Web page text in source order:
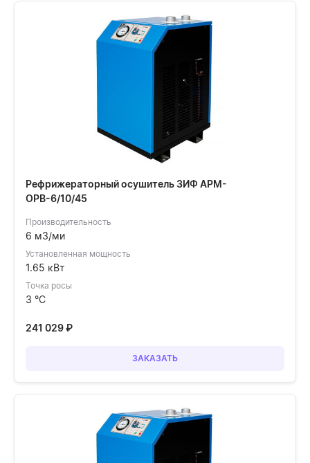
Рефрижераторный осушитель ЗИФ АРМ-
ОРВ-6/10/45
Производительность
6 м3/ми
Установленная мощность
1.65 кВт
Точка росы
3 °C
241 029₽
ЗАКАЗАТЬ